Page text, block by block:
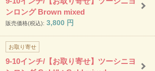
ンロング Brown mixed
販売価格(税込): 3,800 円
お取り寄せ
9-10インチ/【お取り寄せ】ツーシニヨ